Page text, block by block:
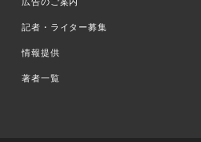
記者・ライター募集
情報提供
著者一覧